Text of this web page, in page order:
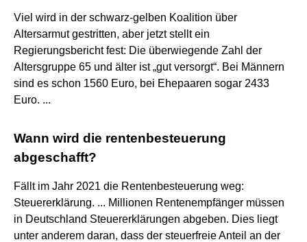
Viel wird in der schwarz-gelben Koalition über
Altersarmut gestritten, aber jetzt stellt ein
Regierungsbericht fest: Die überwiegende Zahl der
Altersgruppe 65 und älter ist „gut versorgt“. Bei Männern
sind es schon 1560 Euro, bei Ehepaaren sogar 2433
Euro. ...
Wann wird die rentenbesteuerung
abgeschafft?
Fällt im Jahr 2021 die Rentenbesteuerung weg:
Steuererklärung. ... Millionen Rentenempfänger müssen
in Deutschland Steuererklärungen abgeben. Dies liegt
unter anderem daran, dass der steuerfreie Anteil an der